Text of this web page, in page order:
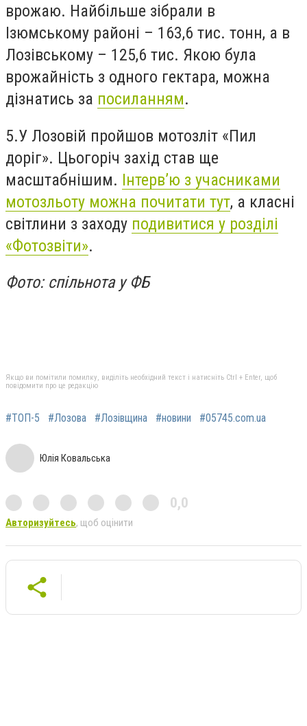
врожаю. Найбільше зібрали в
Ізюмському районі – 163,6 тис. тонн, а в
Лозівському – 125,6 тис. Якою була
врожайність з одного гектара, можна
дізнатись за посиланням.
5.У Лозовій пройшов мотозліт «Пил
доріг». Цьогоріч захід став ще
масштабнішим. Інтерв’ю з учасниками
мотозльоту можна почитати тут, а класні
світлини з заходу подивитися у розділі
«Фотозвіти».
Фото: спільнота у ФБ
Якщо ви помітили помилку, виділіть необхідний текст і натисніть Ctrl + Enter, щоб
повідомити про це редакцію
#ТОП-5 #Лозова #Лозівщина #новини #05745.com.ua
Юлія Ковальська
0,0
Авторизуйтесь, щоб оцінити